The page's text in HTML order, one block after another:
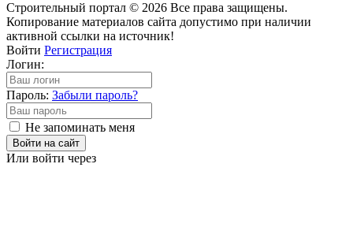
Строительный портал © 2026 Все права защищены.
Копирование материалов сайта допустимо при наличии
активной ссылки на источник!
Войти Регистрация
Логин:
Пароль: Забыли пароль?
Не запоминать меня
Войти на сайт
Или войти через